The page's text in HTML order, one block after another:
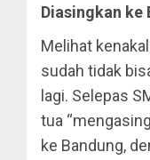
Diasingkan ke
Melihat
sudah tidak
lagi. Selepas
tua
ke Bandung,